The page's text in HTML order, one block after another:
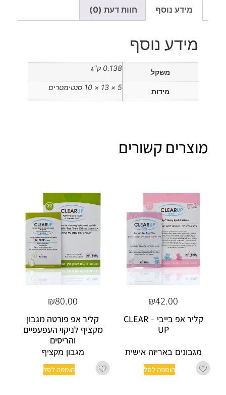
מידע נוסף חוות דעת (0)
מידע נוסף
משקל 0.138 ק"ג
מידות 5 × 13 × 10 סנטימטרים
מוצרים קשורים
₪42.00
קליר אפ בייבי – CLEAR
UP
מגבונים באריזה אישית
הוספה לסל
₪80.00
קליר אפ פורטה מגבון
מקציף לניקוי העפעפיים
והריסים
מגבון מקציף
הוספה לסל